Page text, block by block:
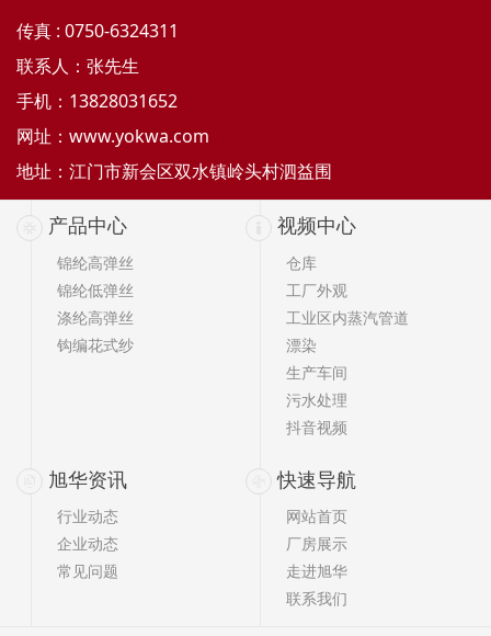
产品中心
锦纶高弹丝
锦纶低弹丝
涤纶高弹丝
钩编花式纱
视频中心
仓库
工厂外观
工业区内蒸汽管道
漂染
生产车间
污水处理
抖音视频
旭华资讯
行业动态
企业动态
常见问题
快速导航
网站首页
厂房展示
走进旭华
联系我们
传真 : 0750-6324311
联系人：张先生
手机：13828031652
网址： www.yokwa.com
地址：江门市新会区双水镇岭头村泗益围